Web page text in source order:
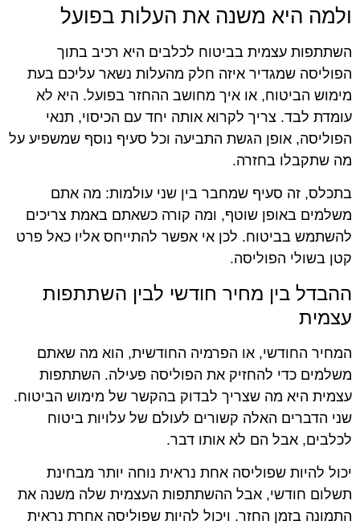
ולמה היא משנה את העלות בפועל
השתתפות עצמית בביטוח לכלבים היא רכיב בתוך
הפוליסה שמגדיר איזה חלק מהעלות נשאר עליכם בעת
מימוש הביטוח, או איך מחושב ההחזר בפועל. היא לא
עומדת לבד. צריך לקרוא אותה יחד עם הכיסוי, תנאי
הפוליסה, אופן הגשת התביעה וכל סעיף נוסף שמשפיע על
מה שתקבלו בחזרה.
בתכלס, זה סעיף שמחבר בין שני עולמות: מה אתם
משלמים באופן שוטף, ומה קורה כשאתם באמת צריכים
להשתמש בביטוח. לכן אי אפשר להתייחס אליו כאל פרט
קטן בשולי הפוליסה.
ההבדל בין מחיר חודשי לבין השתתפות
עצמית
המחיר החודשי, או הפרמיה החודשית, הוא מה שאתם
משלמים כדי להחזיק את הפוליסה פעילה. השתתפות
עצמית היא מה שצריך לבדוק בהקשר של מימוש הביטוח.
שני הדברים האלה קשורים לעולם של עלויות ביטוח
לכלבים, אבל הם לא אותו דבר.
יכול להיות שפוליסה אחת נראית נוחה יותר מבחינת
תשלום חודשי, אבל ההשתתפות העצמית שלה משנה את
התמונה בזמן החזר. ויכול להיות שפוליסה אחרת נראית